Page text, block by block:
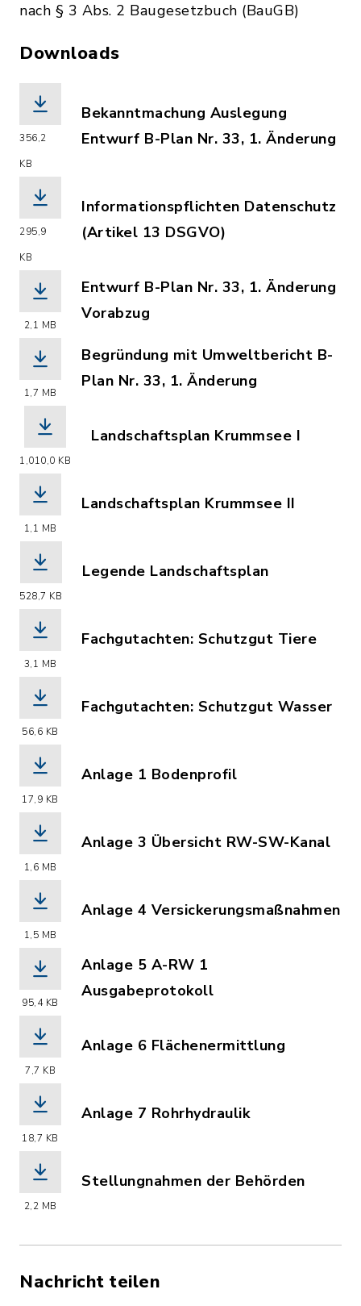
nach § 3 Abs. 2 Baugesetzbuch (BauGB)
Downloads
356,2
KB
Bekanntmachung Auslegung
Entwurf B-Plan Nr. 33, 1. Änderung
295,9
KB
Informationspflichten Datenschutz
(Artikel 13 DSGVO)
2,1 MB
Entwurf B-Plan Nr. 33, 1. Änderung
Vorabzug
1,7 MB
Begründung mit Umweltbericht B-
Plan Nr. 33, 1. Änderung
1,010,0 KB
Landschaftsplan Krummsee I
1,1 MB
Landschaftsplan Krummsee II
528,7 KB
Legende Landschaftsplan
3,1 MB
Fachgutachten: Schutzgut Tiere
56,6 KB
Fachgutachten: Schutzgut Wasser
17,9 KB
Anlage 1 Bodenprofil
1,6 MB
Anlage 3 Übersicht RW-SW-Kanal
1,5 MB
Anlage 4 Versickerungsmaßnahmen
95,4 KB
Anlage 5 A-RW 1
Ausgabeprotokoll
7,7 KB
Anlage 6 Flächenermittlung
18,7 KB
Anlage 7 Rohrhydraulik
2,2 MB
Stellungnahmen der Behörden
Nachricht teilen